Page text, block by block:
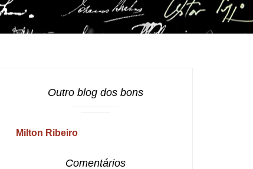
Outro blog dos bons
Milton Ribeiro
Comentários